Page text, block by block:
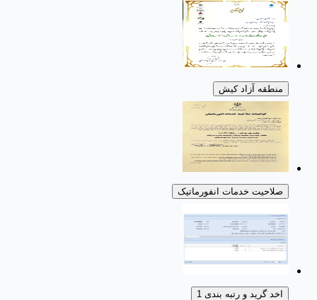
منطقه آزاد کیش
صلاحیت خدمات انفورماتیک
اخد گرید و رتبه بندی 1